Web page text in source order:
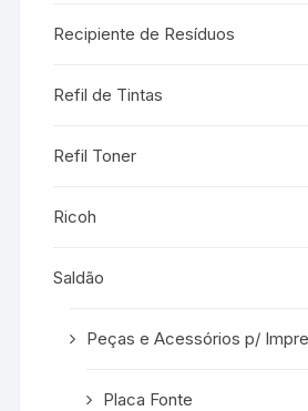
Recipiente de Resíduos
Refil de Tintas
Refil Toner
Ricoh
Saldão
Peças e Acessórios p/
Placa Fonte